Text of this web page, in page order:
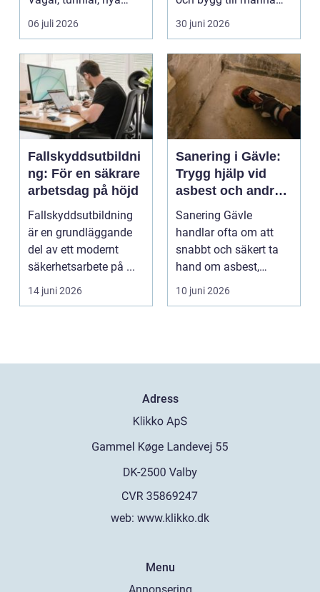
bostadsområden och
06 juli 2026
miljöer oc...
30 juni 2026
Fallskyddsutbildni
ng: För en säkrare
arbetsdag på höjd
Fallskyddsutbildning
är en grundläggande
del av ett modernt
säkerhetsarbete på ...
14 juni 2026
Sanering i Gävle:
Trygg hjälp vid
asbest och andra
skador
Sanering Gävle
handlar ofta om att
snabbt och säkert ta
hand om asbest,
mögel, brand-...
10 juni 2026
Adress
web: www.klikko.dk
Menu